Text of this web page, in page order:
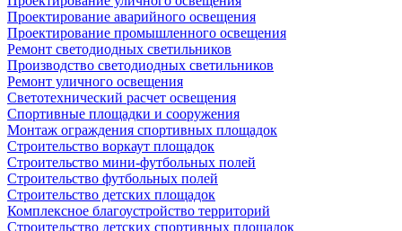
Проектирование аварийного освещения
Проектирование промышленного освещения
Ремонт светодиодных светильников
Производство светодиодных светильников
Ремонт уличного освещения
Светотехнический расчет освещения
Спортивные площадки и сооружения
Монтаж ограждения спортивных площадок
Строительство воркаут площадок
Строительство мини-футбольных полей
Строительство футбольных полей
Строительство детских площадок
Комплексное благоустройство территорий
Строительство детских спортивных площадок